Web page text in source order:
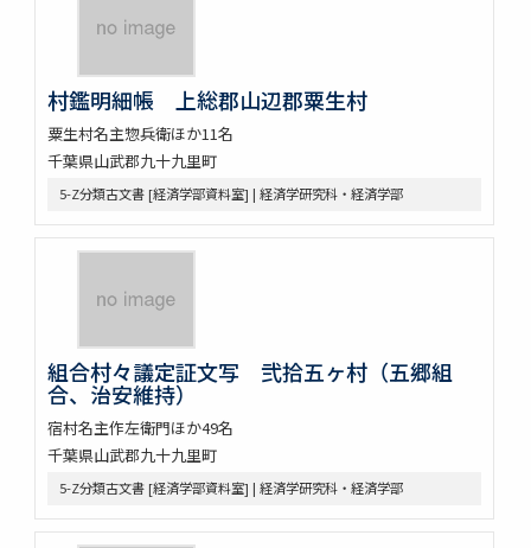
村鑑明細帳 上総郡山辺郡粟生村
粟生村名主惣兵衛ほか11名
千葉県山武郡九十九里町
5-Z分類古文書 [経済学部資料室] | 経済学研究科・経済学部
組合村々議定証文写 弐拾五ヶ村（五郷組
合、治安維持）
宿村名主作左衛門ほか49名
千葉県山武郡九十九里町
5-Z分類古文書 [経済学部資料室] | 経済学研究科・経済学部